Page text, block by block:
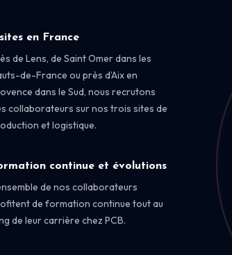
en France
de Lens, de Saint Omer dans les
de-France ou près d’Aix en
dans le Sud, nous recrutons
collaborateurs sur nos trois sites de
et logistique.
continue et évolutions
de nos collaborateurs
de formation continue tout au
de leur carrière chez PCB.